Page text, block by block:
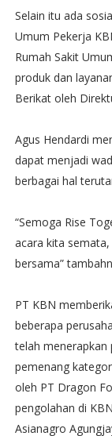
Selain itu ada
Umum Pekerja
Rumah Sakit
produk dan
Berikat oleh
Agus Hendardi
dapat menjadi
berbagai hal
“Semoga Rise
acara kita
bersama”
PT KBN
beberapa
telah menerapkan
pemenang
oleh PT Dragon
pengolahan di
Asianagro